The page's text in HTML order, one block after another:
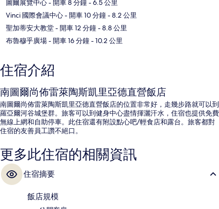
圖爾展覽中心- 開車 8 分鐘- 6.5 公里
Vinci 國際會議中心- 開車 10 分鐘- 8.2 公里
聖加蒂安大教堂- 開車 12 分鐘- 8.8 公里
布魯穆乎廣場- 開車 16 分鐘- 10.2 公里
住宿介紹
南圖爾尚佈雷萊陶斯凱里亞德直營飯店
南圖爾尚佈雷萊陶斯凱里亞德直營飯店的位置非常好，走幾步路就可以到
羅亞爾河谷城堡群。旅客可以到健身中心盡情揮灑汗水，住宿也提供免費
無線上網和自助停車。此住宿還有附設點心吧/輕食店和露台。旅客都對
住宿的友善員工讚不絕口。
更多此住宿的相關資訊
住宿摘要
飯店規模